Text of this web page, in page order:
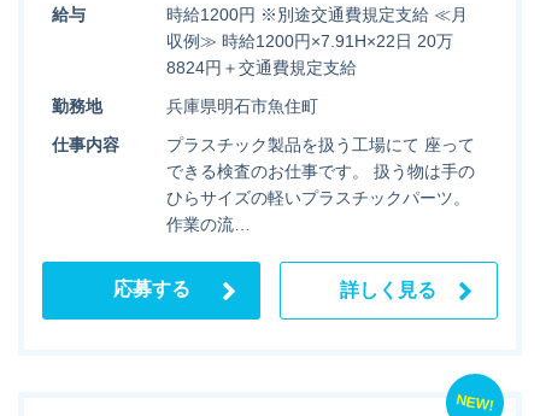
給与
時給1200円 ※別途交通費規定支給 ≪月
収例≫ 時給1200円×7.91H×22日 20万
8824円＋交通費規定支給
勤務地
兵庫県明石市魚住町
仕事内容
プラスチック製品を扱う工場にて 座って
できる検査のお仕事です。 扱う物は手の
ひらサイズの軽いプラスチックパーツ。
作業の流…
応募する 詳しく見る
NEW!